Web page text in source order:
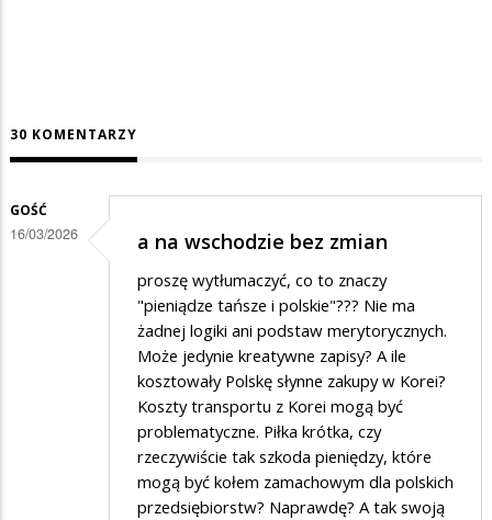
30 KOMENTARZY
GOŚĆ
16/03/2026 a na wschodzie bez zmian
proszę wytłumaczyć, co to znaczy
"pieniądze tańsze i polskie"??? Nie ma
żadnej logiki ani podstaw merytorycznych.
Może jedynie kreatywne zapisy? A ile
kosztowały Polskę słynne zakupy w Korei?
Koszty transportu z Korei mogą być
problematyczne. Piłka krótka, czy
rzeczywiście tak szkoda pieniędzy, które
mogą być kołem zamachowym dla polskich
przedsiębiorstw? Naprawdę? A tak swoją